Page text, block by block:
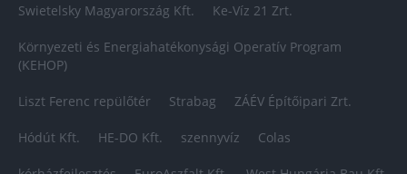
Swietelsky Magyarország Kft. Ke-Víz 21 Zrt.
Környezeti és Energiahatékonysági Operatív Program
(KEHOP)
Liszt Ferenc repülőtér Strabag ZÁÉV Építőipari Zrt.
Hódút Kft. HE-DO Kft. szennyvíz Colas